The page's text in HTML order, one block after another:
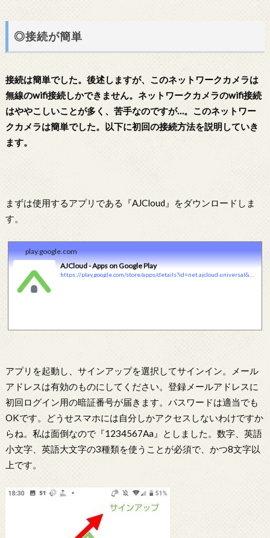
◎接続が簡単
接続は簡単でした。後述しますが、このネットワークカメラは
無線のwifi接続しかできません。ネットワークカメラのwifi接続
はややこしいことが多く、苦手なのですが…。このネットワー
クカメラは簡単でした。以下に初回の接続方法を説明していき
ます。
まずは使用するアプリである『AJCloud』をダウンロードしま
す。
play.google.com
AJCloud - Apps on Google Play
アプリを起動し、サインアップを選択してサインイン。メール
アドレスは有効のものにしてください。登録メールアドレスに
初回ログイン用の暗証番号が届きます。パスワードは適当でも
OKです。どうせスマホには自分しかアクセスしないわけですか
らね。私は面倒なので『1234567Aa』としました。数字、英語
小文字、英語大文字の3種類を使うことが必須で、かつ8文字以
上です。